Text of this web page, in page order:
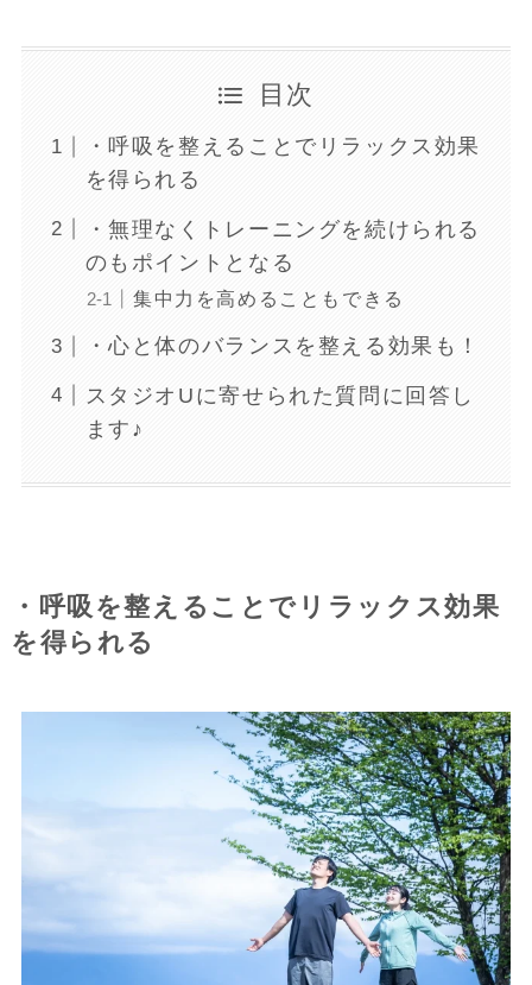
目次
・呼吸を整えることでリラックス効果
を得られる
・無理なくトレーニングを続けられる
のもポイントとなる
集中力を高めることもできる
・心と体のバランスを整える効果も！
スタジオUに寄せられた質問に回答し
ます♪
・呼吸を整えることでリラックス効果
を得られる